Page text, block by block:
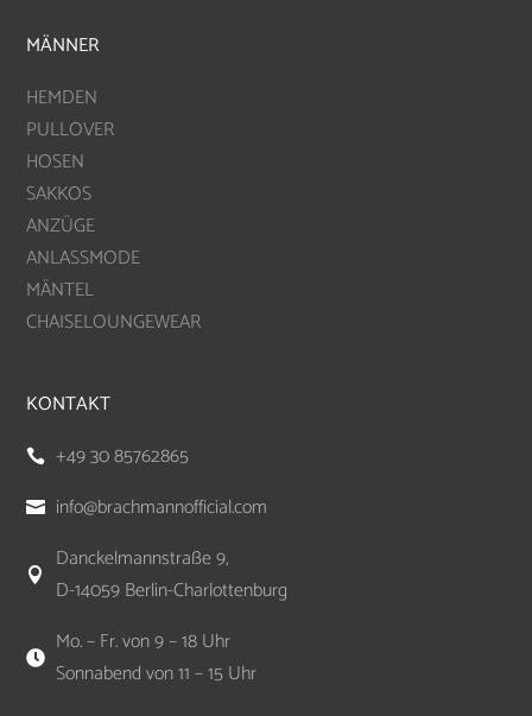
MÄNNER
HEMDEN
PULLOVER
HOSEN
SAKKOS
ANZÜGE
ANLASSMODE
MÄNTEL
CHAISELOUNGEWEAR
KONTAKT
 +49 30 85762865
 info@brachmannofficial.com

Danckelmannstraße 9,
D-14059 Berlin-Charlottenburg

Mo. – Fr. von 9 – 18 Uhr
Sonnabend von 11 – 15 Uhr